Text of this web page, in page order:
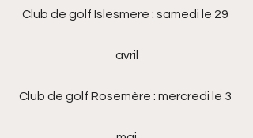
Club de golf Islesmere : samedi le 29
avril
Club de golf Rosemère : mercredi le 3